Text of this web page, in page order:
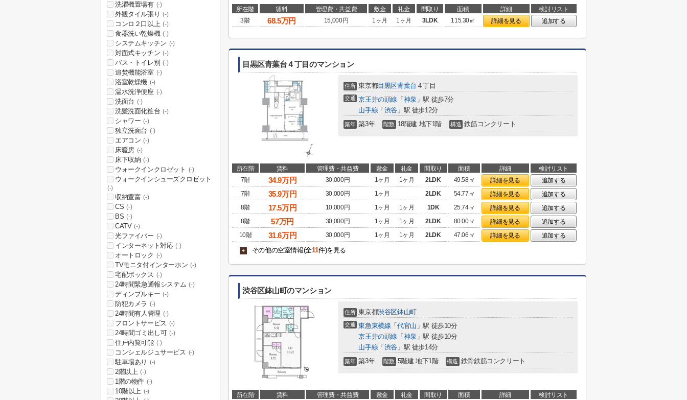
所在階 賃料 管理費・共益費 敷金 礼金 間取り 面積 詳細
検討リスト
3階
68.5万円 15,000円 1ヶ月 1ヶ月 3LDK 115.30㎡ 詳細を見る 追加する
目黒区青葉台４丁目のマンション
住所 東京都目黒区青葉台 ４丁目
交通 京王井の頭線 「 神泉 」駅 徒歩7分
山手線 「 渋谷 」駅 徒歩12分
築年 築3年 階数 18階建 地下1階 構造 鉄筋コンクリート
所在階 賃料 管理費・共益費 敷金 礼金 間取り 面積 詳細
検討リスト
7階
34.9万円 30,000円 1ヶ月 1ヶ月 2LDK 49.58㎡ 詳細を見る
追加する
7階
35.9万円 30,000円 1ヶ月 2LDK 54.77㎡ 詳細を見る
追加する
8階
17.5万円 10,000円 1ヶ月 1ヶ月 1DK 25.74㎡ 詳細を見る
追加する
8階
57万円 30,000円 1ヶ月 1ヶ月 2LDK 80.00㎡ 詳細を見る
追加する
10階
31.6万円 30,000円 1ヶ月 1ヶ月 2LDK 47.06㎡ 詳細を見る 追加する
+ その他の空室情報(全11件)を見る
渋谷区鉢山町のマンション
住所 東京都渋谷区鉢山町
交通 東急東横線 「 代官山 」駅 徒歩10分
京王井の頭線 「 神泉 」駅 徒歩10分
山手線 「 渋谷 」駅 徒歩14分
築年 築3年 階数 5階建 地下1階 構造 鉄骨鉄筋コンクリート
所在階 賃料 管理費・共益費 敷金 礼金 間取り 面積 詳細
検討リスト
洗濯機置場有 (-)
外観タイル張り (-)
コンロ２口以上 (-)
食器洗い乾燥機 (-)
システムキッチン (-)
対面式キッチン (-)
バス・トイレ別 (-)
追焚機能浴室 (-)
浴室乾燥機 (-)
温水洗浄便座 (-)
洗面台 (-)
洗髪洗面化粧台 (-)
シャワー (-)
独立洗面台 (-)
エアコン (-)
床暖房 (-)
床下収納 (-)
ウォークインクロゼット (-)
ウォークインシューズクロゼット
(-)
収納豊富 (-)
CS (-)
BS (-)
CATV (-)
光ファイバー (-)
インターネット対応 (-)
オートロック (-)
TVモニタ付インターホン (-)
宅配ボックス (-)
24時間緊急通報システム (-)
ディンプルキー (-)
防犯カメラ (-)
24時間有人管理 (-)
フロントサービス (-)
24時間ゴミ出し可 (-)
住戸内覧可能 (-)
コンシェルジュサービス (-)
駐車場あり (-)
2階以上 (-)
1階の物件 (-)
10階以上 (-)